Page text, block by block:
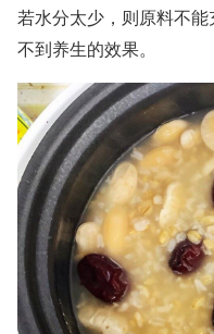
若水分太少，则原料不
不到养生的效果。